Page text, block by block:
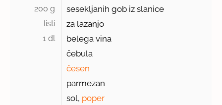
200 g sesekljanih gob iz slanice
listi za lazanjo
1 dl
belega vina
čebula
česen
parmezan
sol, poper